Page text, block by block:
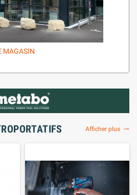
MAGASIN
Afficher plus trending_flat